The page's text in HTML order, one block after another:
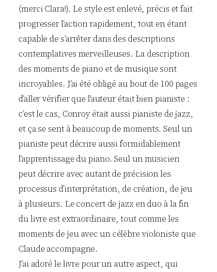
(merci Clara!). Le style est enlevé, précis et fait
progresser l’action rapidement, tout en étant
capable de s’arrêter dans des descriptions
contemplatives merveilleuses. La description
des moments de piano et de musique sont
incroyables. J’ai été obligé au bout de 100 pages
d’aller vérifier que l’auteur était bien pianiste :
c’est le cas, Conroy était aussi pianiste de jazz,
et ça se sent à beaucoup de moments. Seul un
pianiste peut décrire aussi formidablement
l’apprentissage du piano. Seul un musicien
peut décrire avec autant de précision les
processus d’interprétation, de création, de jeu
à plusieurs. Le concert de jazz en duo à la fin
du livre est extraordinaire, tout comme les
moments de jeu avec un célèbre violoniste que
Claude accompagne.
J’ai adoré le livre pour un autre aspect, qui